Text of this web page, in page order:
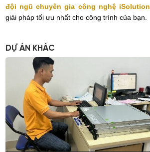
đội ngũ chuyên gia công nghệ iSolution
giải pháp tối ưu nhất cho công trình của bạn.
DỰ ÁN KHÁC